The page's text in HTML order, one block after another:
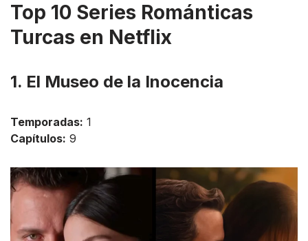
Top 10 Series Románticas
Turcas en Netflix
1. El Museo de la Inocencia
Temporadas: 1
Capítulos: 9